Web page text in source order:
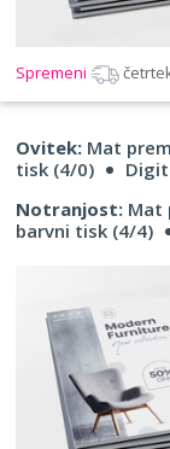
Spremeni
Ovitek: Mat
tisk (4/0)
Notranjost: Mat
barvni tisk (4/4)